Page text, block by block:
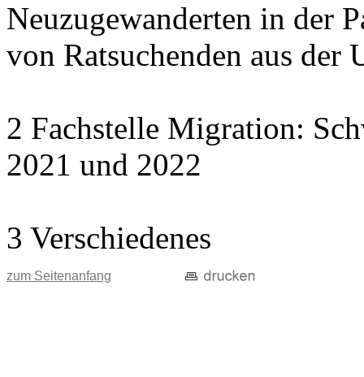
Neuzugewanderten in der
von Ratsuchenden aus
2 Fachstelle Migration:
2021 und 2022
3 Verschiedenes
zum Seitenanfang